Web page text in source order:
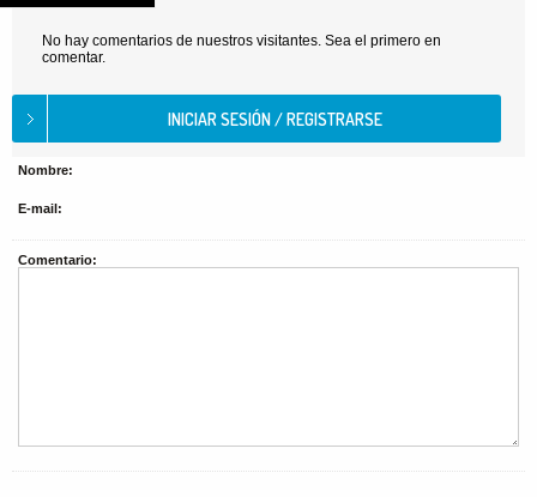
No hay comentarios de nuestros visitantes. Sea el primero en
comentar.
Nombre:
E-mail:
Comentario: